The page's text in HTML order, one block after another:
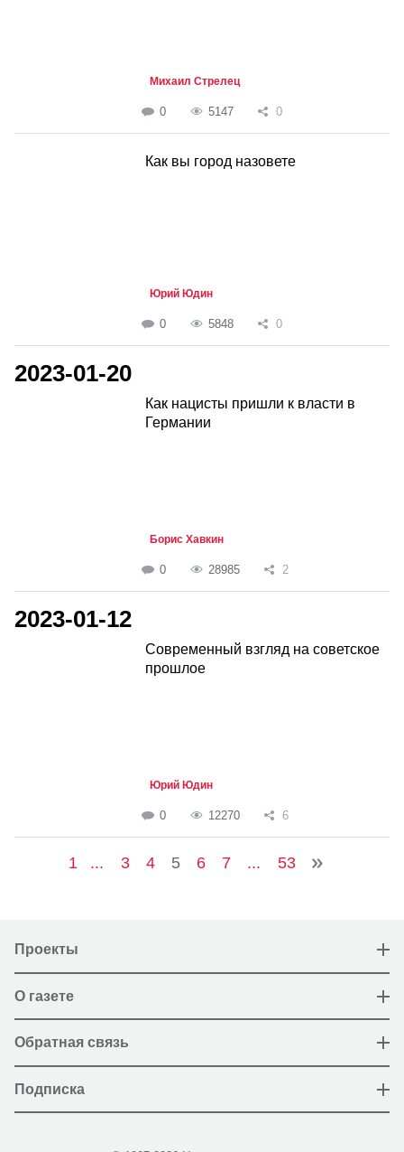
Михаил Стрелец
0 5147 0
Как вы город назовете
Юрий Юдин
0 5848 0
2023-01-20
Как нацисты пришли к власти в
Германии
Борис Хавкин
0 28985 2
2023-01-12
Современный взгляд на советское
прошлое
Юрий Юдин
0 12270 6
1 ... 3 4 5 6 7 ... 53
Проекты
О газете
Обратная связь
Подписка